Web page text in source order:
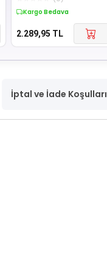
c Kargo Bedava
2.289,95 TL
İptal ve İade Koşulları